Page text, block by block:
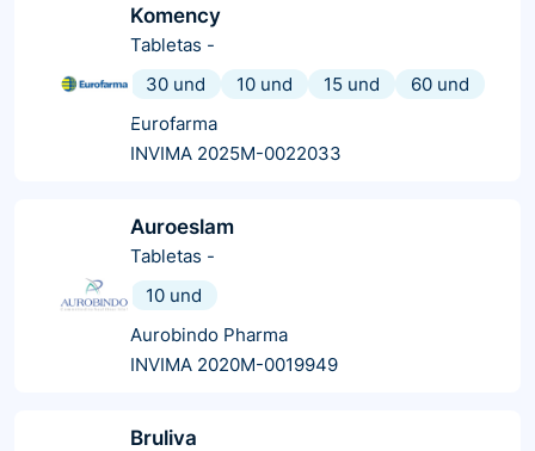
Komency
Tabletas -
30 und
10 und 15 und
60 und
Eurofarma
INVIMA 2025M-0022033
Auroeslam
Tabletas -
10 und
Aurobindo Pharma
INVIMA 2020M-0019949
Bruliva